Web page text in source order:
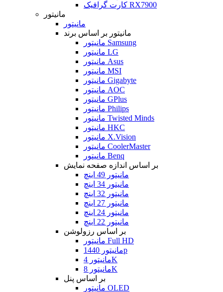
کارت گرافیک RX7900
مانیتور
مانیتور
مانیتور بر اساس برند
مانیتور Samsung
مانیتور LG
مانیتور Asus
مانیتور MSI
مانیتور Gigabyte
مانیتور AOC
مانیتور GPlus
مانیتور Philips
مانیتور Twisted Minds
مانیتور HKC
مانیتور X.Vision
مانیتور CoolerMaster
مانیتور Benq
بر اساس اندازه صفحه نمایش
مانیتور 49 اینچ
مانیتور 34 اینچ
مانیتور 32 اینچ
مانیتور 27 اینچ
مانیتور 24 اینچ
مانیتور 22 اینچ
بر اساس رزولوشن
مانیتور Full HD
مانیتور 1440p
مانیتور 4K
مانیتور 8K
بر اساس پنل
مانیتور OLED